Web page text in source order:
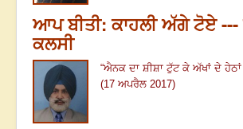
ਆਪ ਬੀਤੀ: ਕਾਹਲੀ ਅੱਗੇ ਟੋਏ ---
ਕਲਸੀ
“ਐਨਕ ਦਾ ਸ਼ੀਸ਼ਾ ਟੁੱਟ ਕੇ ਅੱਖਾਂ ਦੇ
(17 ਅਪਰੈਲ 2017)